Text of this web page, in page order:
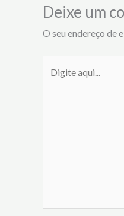
Deixe um
O seu endereço de
aqui...